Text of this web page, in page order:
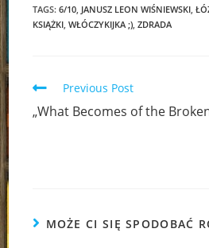
TAGS:6/10 JANUSZ LEON WIŚNIEWSKI
KSIĄŻKI WŁÓCZYKIJKA ;) ZDRADA
Read
articles
Previous Post
„What Becomes of the
MOŻE CI SIĘ SPODOBAĆ